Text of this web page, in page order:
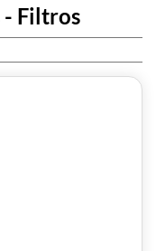
- Filtros